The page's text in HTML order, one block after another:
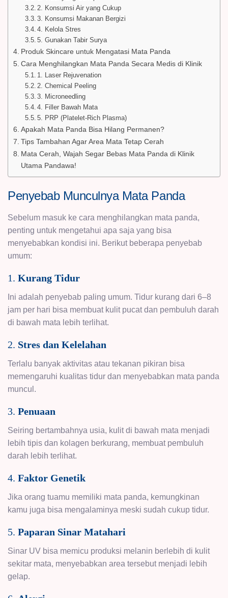
2. Konsumsi Air yang Cukup
3. Konsumsi Makanan Bergizi
4. Kelola Stres
5. Gunakan Tabir Surya
Produk Skincare untuk Mengatasi Mata Panda
Cara Menghilangkan Mata Panda Secara Medis di Klinik
1. Laser Rejuvenation
2. Chemical Peeling
3. Microneedling
4. Filler Bawah Mata
5. PRP (Platelet-Rich Plasma)
Apakah Mata Panda Bisa Hilang Permanen?
Tips Tambahan Agar Area Mata Tetap Cerah
Mata Cerah, Wajah Segar Bebas Mata Panda di Klinik
Utama Pandawa!
Penyebab Munculnya Mata Panda
Sebelum masuk ke cara menghilangkan mata panda,
penting untuk mengetahui apa saja yang bisa
menyebabkan kondisi ini. Berikut beberapa penyebab
umum:
1. Kurang Tidur
Ini adalah penyebab paling umum. Tidur kurang dari 6–8
jam per hari bisa membuat kulit pucat dan pembuluh darah
di bawah mata lebih terlihat.
2. Stres dan Kelelahan
Terlalu banyak aktivitas atau tekanan pikiran bisa
memengaruhi kualitas tidur dan menyebabkan mata panda
muncul.
3. Penuaan
Seiring bertambahnya usia, kulit di bawah mata menjadi
lebih tipis dan kolagen berkurang, membuat pembuluh
darah lebih terlihat.
4. Faktor Genetik
Jika orang tuamu memiliki mata panda, kemungkinan
kamu juga bisa mengalaminya meski sudah cukup tidur.
5. Paparan Sinar Matahari
Sinar UV bisa memicu produksi melanin berlebih di kulit
sekitar mata, menyebabkan area tersebut menjadi lebih
gelap.